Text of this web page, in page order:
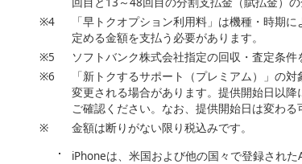
※4
「早トクオプション利用料」は機種・時期
定める金額を支払う必要があります。
※5
ソフトバンク株式会社指定の回収・査定条件
※6
「新トクするサポート（プレミアム）」の
変更される場合があります。提供開始日以降
ご確認ください。なお、提供開始日は変わる
※
金額は断りがない限り税込みです。
iPhoneは、米国および他の国々で登録され